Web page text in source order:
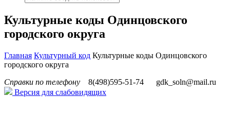
Культурные коды Одинцовского
городского округа
Главная Культурный код Культурные коды Одинцовского
городского округа
Справки по телефону
8(498)595-51-74
gdk_soln@mail.ru
Версия для слабовидящих